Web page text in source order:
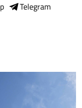
Telegram